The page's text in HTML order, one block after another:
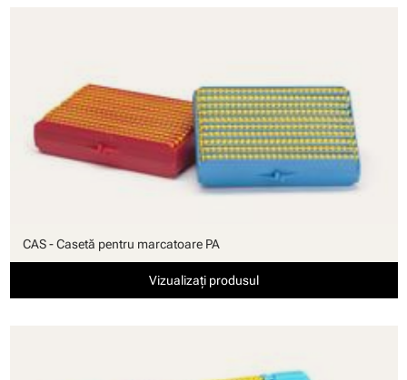
CAS - Casetă pentru marcatoare PA
Vizualizați produsul